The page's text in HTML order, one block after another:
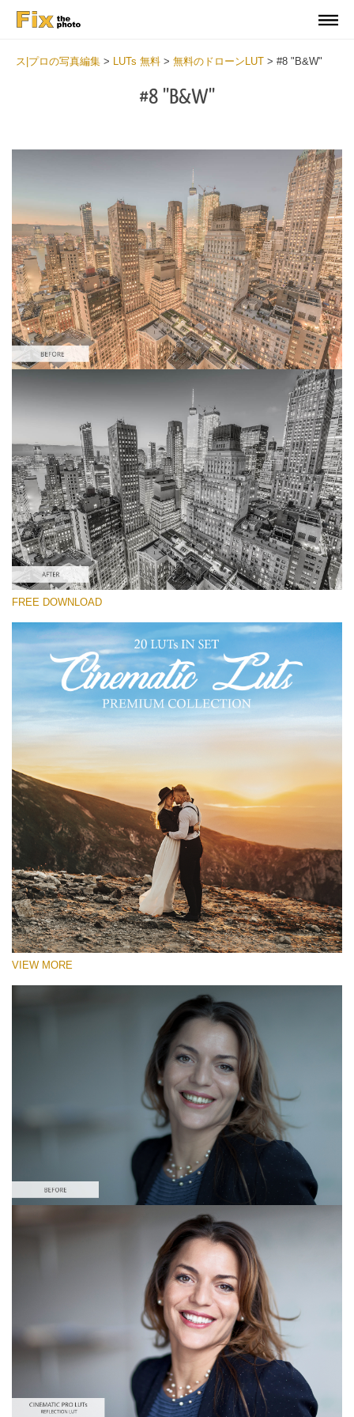
ス|プロの写真編集 > LUTs 無料 > 無料のドローンLUT > #8 "B&W"
#8 "B&W"
選んでください
Premium Cinematic LUTs
Must-Have Collection (160 LUTs)
Entire Collection (260 LUTs)
無料ダウンロード
FREE DOWNLOAD
VIEW MORE